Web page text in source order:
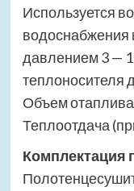
Используется
водоснабжения
давлением 3 —
теплоносителя
Объем
Теплоотдача
Комплектация